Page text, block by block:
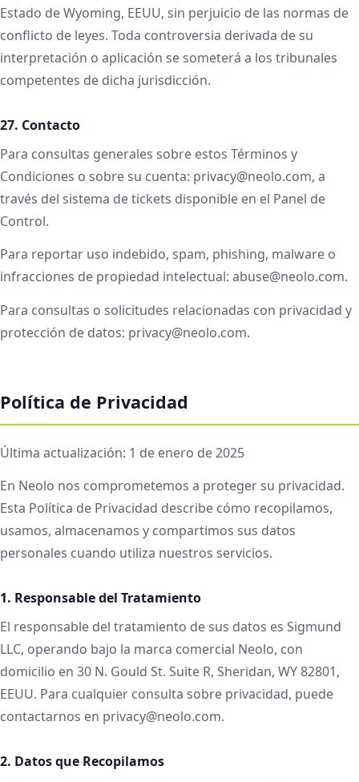
Estado de Wyoming, EEUU, sin perjuicio de las normas de
conflicto de leyes. Toda controversia derivada de su
interpretación o aplicación se someterá a los tribunales
competentes de dicha jurisdicción.
27. Contacto
Para consultas generales sobre estos Términos y
Condiciones o sobre su cuenta: privacy@neolo.com, a
través del sistema de tickets disponible en el Panel de
Control.
Para reportar uso indebido, spam, phishing, malware o
infracciones de propiedad intelectual: abuse@neolo.com.
Para consultas o solicitudes relacionadas con privacidad y
protección de datos: privacy@neolo.com.
Política de Privacidad
Última actualización: 1 de enero de 2025
En Neolo nos comprometemos a proteger su privacidad.
Esta Política de Privacidad describe cómo recopilamos,
usamos, almacenamos y compartimos sus datos
personales cuando utiliza nuestros servicios.
1. Responsable del Tratamiento
El responsable del tratamiento de sus datos es Sigmund
LLC, operando bajo la marca comercial Neolo, con
domicilio en 30 N. Gould St. Suite R, Sheridan, WY 82801,
EEUU. Para cualquier consulta sobre privacidad, puede
contactarnos en privacy@neolo.com.
2. Datos que Recopilamos